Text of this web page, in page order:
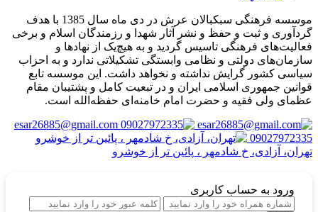
موسسه فرهنگی سبکبالان عرش در دی ماه سال 1385 با هدف
گردآوری و ثبت و حفظ و نشر آثار شهدا و رزمندگان اسلام و برخی
فعالیت‌های فرهنگی تاسیس گردید و به هیچ‌یک از نهادها و
سازمان‌های دولتی و نظامی وابستگی تشکیلاتی ندارد و به احزاب
سیاسی کشور گرایش نداشته و نخواهد داشت. این موسسه تابع
قوانین جمهوری اسلامی ایران و در تبعیت کامل و پشتیبان مقام
عظمای ولی فقیه و حضرت امام خامنه‌ای حفظه‌الله است.
esar26885@gmail.com
09027972335
تهران، آزادی، خ شادمهر ، پائین تر از خوشرو
ورود به حساب کاربری